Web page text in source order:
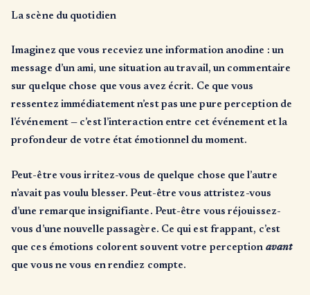
La scène du quotidien
Imaginez que vous receviez une information anodine : un
message d’un ami, une situation au travail, un commentaire
sur quelque chose que vous avez écrit. Ce que vous
ressentez immédiatement n’est pas une pure perception de
l’événement — c’est l’interaction entre cet événement et la
profondeur de votre état émotionnel du moment.
Peut-être vous irritez-vous de quelque chose que l’autre
n’avait pas voulu blesser. Peut-être vous attristez-vous
d’une remarque insignifiante. Peut-être vous réjouissez-
vous d’une nouvelle passagère. Ce qui est frappant, c’est
que ces émotions colorent souvent votre perception avant
que vous ne vous en rendiez compte.